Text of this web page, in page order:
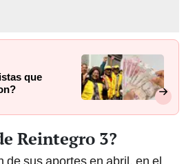
que
Reintegro 3?
de sus aportes en abril, en el